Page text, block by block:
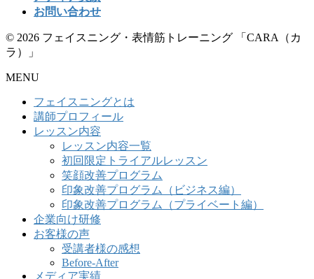
お問い合わせ
© 2026 フェイスニング・表情筋トレーニング 「CARA（カ
ラ）」
MENU
フェイスニングとは
講師プロフィール
レッスン内容
レッスン内容一覧
初回限定トライアルレッスン
笑顔改善プログラム
印象改善プログラム（ビジネス編）
印象改善プログラム（プライベート編）
企業向け研修
お客様の声
受講者様の感想
Before-After
メディア実績